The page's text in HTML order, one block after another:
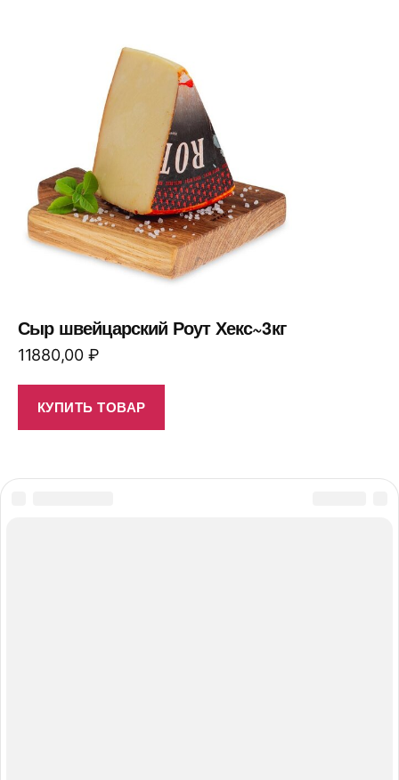
Сыр швейцарский Роут Хекс~3кг
11880,00 ₽
КУПИТЬ ТОВАР